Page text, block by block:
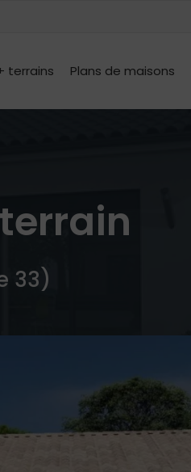
terrains Plans de maisons
33)